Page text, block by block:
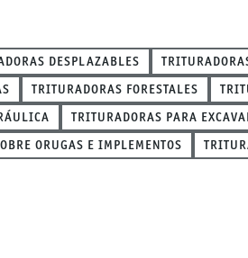
DESPLAZABLES
TRITURADORAS FORESTALES
TRITURADORAS PARA
ORUGAS E IMPLEMENTOS